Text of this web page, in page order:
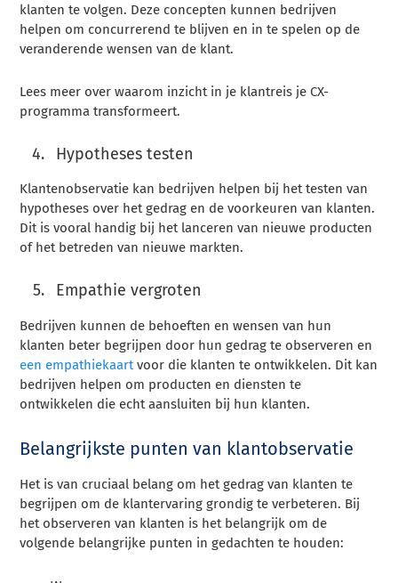
klanten te volgen. Deze concepten kunnen bedrijven
helpen om concurrerend te blijven en in te spelen op de
veranderende wensen van de klant.
Lees meer over waarom inzicht in je klantreis je CX-
programma transformeert.
Hypotheses testen
Klantenobservatie kan bedrijven helpen bij het testen van
hypotheses over het gedrag en de voorkeuren van klanten.
Dit is vooral handig bij het lanceren van nieuwe producten
of het betreden van nieuwe markten.
Empathie vergroten
Bedrijven kunnen de behoeften en wensen van hun
klanten beter begrijpen door hun gedrag te observeren en
een empathiekaart voor die klanten te ontwikkelen. Dit kan
bedrijven helpen om producten en diensten te
ontwikkelen die echt aansluiten bij hun klanten.
Belangrijkste punten van klantobservatie
Het is van cruciaal belang om het gedrag van klanten te
begrijpen om de klantervaring grondig te verbeteren. Bij
het observeren van klanten is het belangrijk om de
volgende belangrijke punten in gedachten te houden: